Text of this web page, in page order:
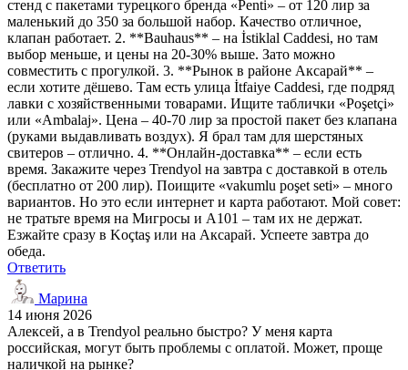
стенд с пакетами турецкого бренда «Penti» – от 120 лир за
маленький до 350 за большой набор. Качество отличное,
клапан работает. 2. **Bauhaus** – на İstiklal Caddesi, но там
выбор меньше, и цены на 20-30% выше. Зато можно
совместить с прогулкой. 3. **Рынок в районе Аксарай** –
если хотите дёшево. Там есть улица İtfaiye Caddesi, где подряд
лавки с хозяйственными товарами. Ищите таблички «Poşetçi»
или «Ambalaj». Цена – 40-70 лир за простой пакет без клапана
(руками выдавливать воздух). Я брал там для шерстяных
свитеров – отлично. 4. **Онлайн-доставка** – если есть
время. Закажите через Trendyol на завтра с доставкой в отель
(бесплатно от 200 лир). Поищите «vakumlu poşet seti» – много
вариантов. Но это если интернет и карта работают. Мой совет:
не тратьте время на Мигросы и A101 – там их не держат.
Езжайте сразу в Koçtaş или на Аксарай. Успеете завтра до
обеда.
Ответить
Марина
14 июня 2026
Алексей, а в Trendyol реально быстро? У меня карта
российская, могут быть проблемы с оплатой. Может, проще
наличкой на рынке?